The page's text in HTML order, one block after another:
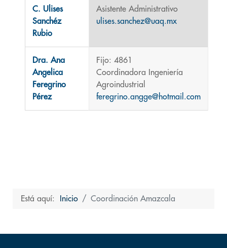
C. Ulises
Sanchéz
Rubio
Asistente Administrativo
ulises.sanchez@uaq.mx
Dra. Ana
Angelica
Feregrino
Pérez
Fijo: 4861
Coordinadora Ingeniería
Agroindustrial
feregrino.angge@hotmail.com
Está aquí: Inicio Coordinación Amazcala